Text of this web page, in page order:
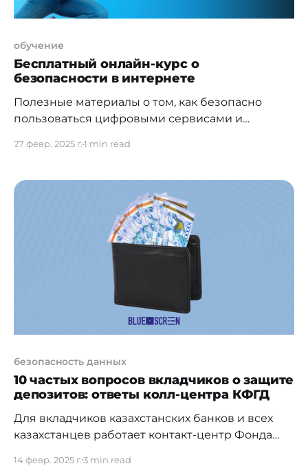
обучение
Бесплатный онлайн-курс о
безопасности в интернете
Полезные материалы о том, как безопасно
пользоваться цифровыми сервисами и
представлены на сайте Kaspersky Academy.
широкую аудиторию и охватывает основные
вопросы цифровой безопасности. Он состоит
из 16 коротких уроков по 15-20 минут. На видео
эксперты рассказывают, как защищать свои
27 февр. 2025 г.1 min read
безопасность данных
10 частых вопросов вкладчиков о защите
депозитов: ответы колл-центра КФГД
Для вкладчиков казахстанских банков и всех
казахстанцев работает контакт-центр Фонда
14 февр. 2025 г.3 min read